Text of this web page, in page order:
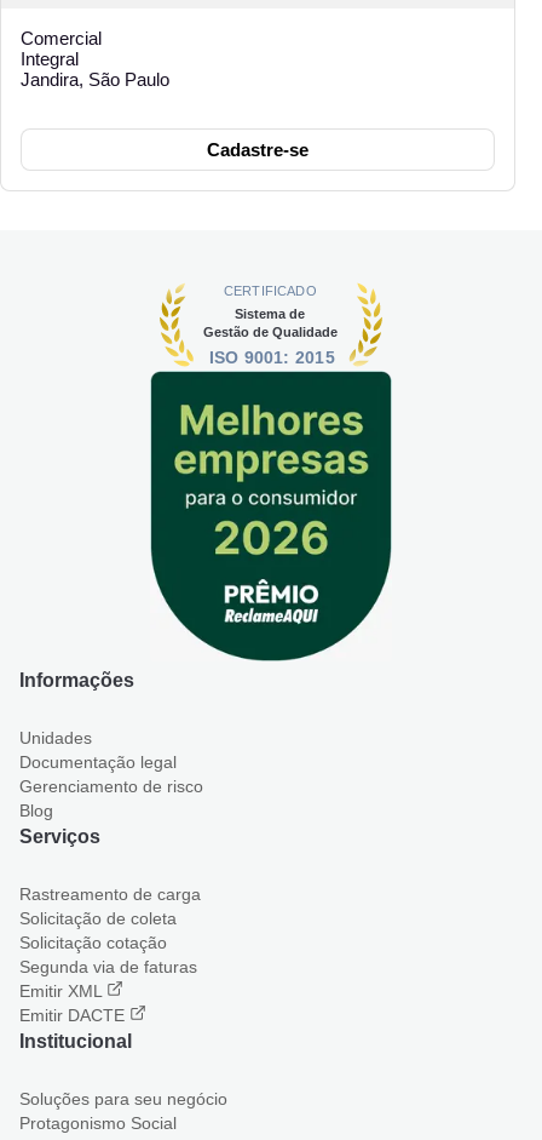
Comercial
Integral
Jandira, São Paulo
Cadastre-se
Informações
Unidades
Documentação legal
Gerenciamento de risco
Blog
Serviços
Rastreamento de carga
Solicitação de coleta
Solicitação cotação
Segunda via de faturas
Emitir XML
Emitir DACTE
Institucional
Soluções para seu negócio
Protagonismo Social